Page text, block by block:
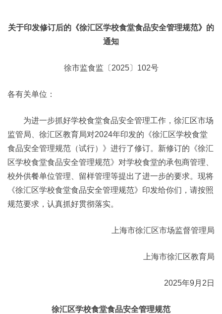
关于印发修订后的《徐汇区学校食堂食品安全管理规范》的
通知
徐市监食监〔2025〕102号
各有关单位：
为进一步抓好学校食堂食品安全管理工作，徐汇区市场
监管局、徐汇区教育局对2024年印发的《徐汇区学校食堂
食品安全管理规范（试行）》进行了修订。新修订的《徐汇
区学校食堂食品安全管理规范》对学校食堂的承包商管理、
校外供餐单位管理、留样管理等提出了进一步的要求。现将
《徐汇区学校食堂食品安全管理规范》印发给你们，请按照
规范要求，认真抓好贯彻落实。
上海市徐汇区市场监督管理局
上海市徐汇区教育局
2025年9月2日
徐汇区学校食堂食品安全管理规范